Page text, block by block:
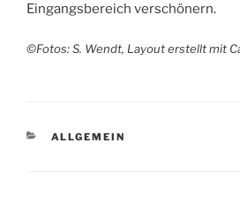
Eingangsbereich verschönern.
©Fotos: S. Wendt, Layout erstellt mit
KATEGORIEN
ALLGEMEIN